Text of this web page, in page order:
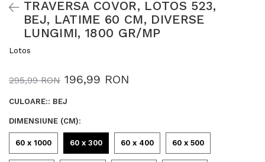
TRAVERSA COVOR, LOTOS 523,
BEJ, LATIME 60 CM, DIVERSE
LUNGIMI, 1800 GR/MP
Lotos
295,99 RON 196,99 RON
CULOARE:: BEJ
DIMENSIUNE (CM):
60 x 1000 60 x 300 60 x 400 60 x 500